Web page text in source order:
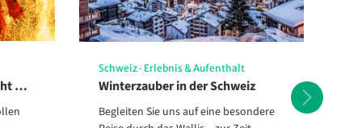
…
Schweiz · Erlebnis & Aufenthalt
Winterzauber in der Schweiz
Begleiten Sie uns auf eine besondere